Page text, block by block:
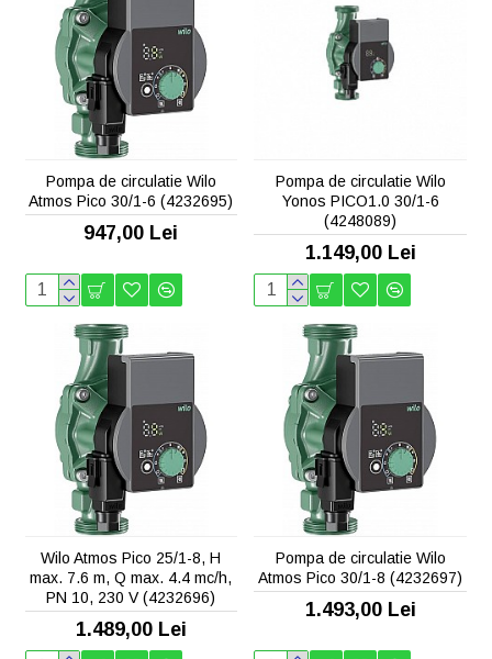
Pompa de circulatie Wilo
Atmos Pico 30/1-6 (4232695)
947,00 Lei
Pompa de circulatie Wilo
Yonos PICO1.0 30/1-6
(4248089)
1.149,00 Lei
Wilo Atmos Pico 25/1-8, H
max. 7.6 m, Q max. 4.4 mc/h,
PN 10, 230 V (4232696)
1.489,00 Lei
Pompa de circulatie Wilo
Atmos Pico 30/1-8 (4232697)
1.493,00 Lei